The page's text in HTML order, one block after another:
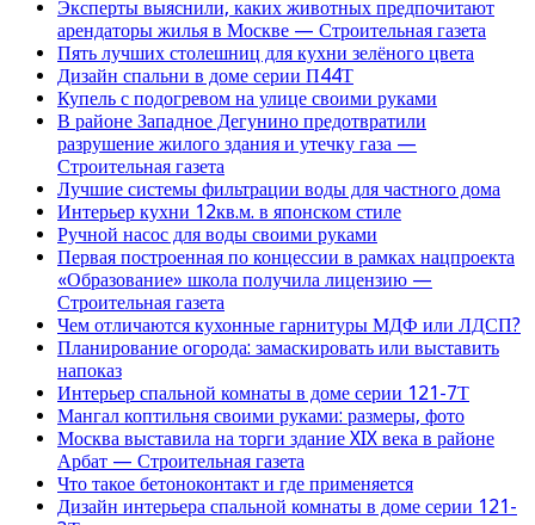
Эксперты выяснили, каких животных предпочитают
арендаторы жилья в Москве — Строительная газета
Пять лучших столешниц для кухни зелёного цвета
Дизайн спальни в доме серии П44Т
Купель с подогревом на улице своими руками
В районе Западное Дегунино предотвратили
разрушение жилого здания и утечку газа —
Строительная газета
Лучшие системы фильтрации воды для частного дома
Интерьер кухни 12кв.м. в японском стиле
Ручной насос для воды своими руками
Первая построенная по концессии в рамках нацпроекта
«Образование» школа получила лицензию —
Строительная газета
Чем отличаются кухонные гарнитуры МДФ или ЛДСП?
Планирование огорода: замаскировать или выставить
напоказ
Интерьер спальной комнаты в доме серии 121-7Т
Мангал коптильня своими руками: размеры, фото
Москва выставила на торги здание XIX века в районе
Арбат — Строительная газета
Что такое бетоноконтакт и где применяется
Дизайн интерьера спальной комнаты в доме серии 121-